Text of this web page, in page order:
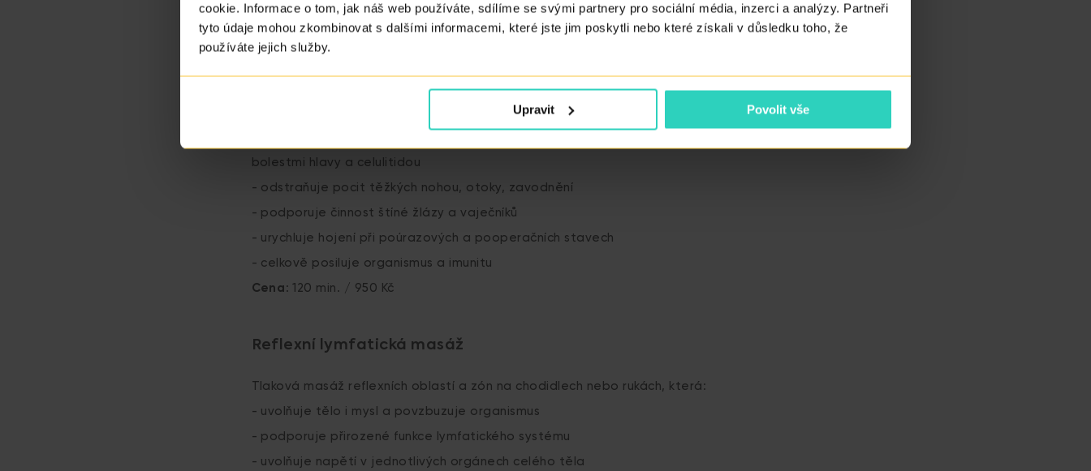
cookie. Informace o tom, jak náš web používáte, sdílíme se svými partnery pro sociální média, inzerci a analýzy. Partneři
tyto údaje mohou zkombinovat s dalšími informacemi, které jste jim poskytli nebo které získali v důsledku toho, že
používáte jejich služby.
Upravit Povolit vše
- masáž můžete poté provádět na miminku sama doma
Cena:
60 min. / 490 Kč
bolestmi hlavy a celulitidou
- odstraňuje pocit těžkých nohou, otoky, zavodnění
- podporuje činnost štíné žlázy a vaječníků
- urychluje hojení při poúrazových a pooperačních stavech
- celkově posiluje organismus a imunitu
Cena: 120 min. / 950 Kč
Reflexní lymfatická masáž
Tlaková masáž reflexních oblastí a zón na chodidlech nebo rukách, která:
- uvolňuje tělo i mysl a povzbuzuje organismus
- podporuje přirozené funkce lymfatického systému
- uvolňuje napětí v jednotlivých orgánech celého těla